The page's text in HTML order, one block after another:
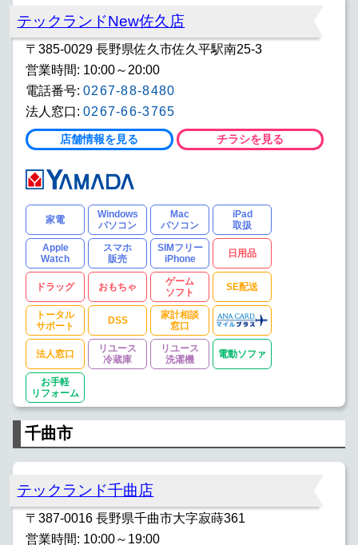
テックランドNew佐久店
〒385-0029 長野県佐久市佐久平駅南25-3
営業時間: 10:00～20:00
電話番号: 0267-88-8480
法人窓口: 0267-66-3765
店舗情報を見る チラシを見る
家電
Windows
パソコン
Mac
パソコン
iPad
取扱
Apple
Watch
スマホ
販売
SIMフリー
iPhone
日用品
ドラッグ おもちゃ
ゲーム
ソフト
SE配送
トータル
サポート
DSS
家計相談
窓口
法人窓口
リユース
冷蔵庫
リユース
洗濯機
電動ソファ
お手軽
リフォーム
千曲市
テックランド千曲店
〒387-0016 長野県千曲市大字寂蒔361
営業時間: 10:00～19:00